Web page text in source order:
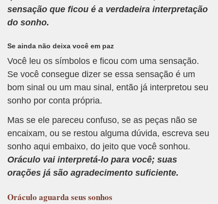
sensação que ficou é a verdadeira interpretação
do sonho.
Se ainda não deixa você em paz
Você leu os símbolos e ficou com uma sensação.
Se você consegue dizer se essa sensação é um
bom sinal ou um mau sinal, então já interpretou seu
sonho por conta própria.
Mas se ele pareceu confuso, se as peças não se
encaixam, ou se restou alguma dúvida, escreva seu
sonho aqui embaixo, do jeito que você sonhou.
Oráculo vai interpretá-lo para você; suas
orações já são agradecimento suficiente.
Oráculo aguarda seus sonhos